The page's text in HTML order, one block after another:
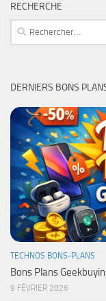
RECHERCHE
Rechercher :
DERNIERS BONS
TECHNOS BONS-PLANS
Bons Plans
9 FÉVRIER 2026